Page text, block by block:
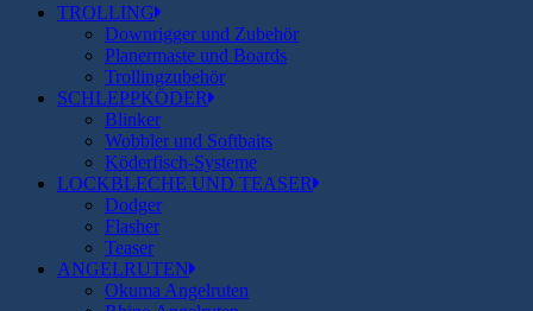
TROLLING
Downrigger und Zubehör
Planermaste und Boards
Trollingzubehör
SCHLEPPKÖDER
Blinker
Wobbler und Softbaits
Köderfisch-Systeme
LOCKBLECHE UND TEASER
Dodger
Flasher
Teaser
ANGELRUTEN
Okuma Angelruten